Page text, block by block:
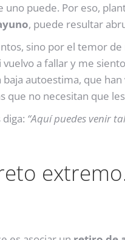
puede. Por eso,
, puede resultar
sino por el temor de
vuelvo a fallar y me
autoestima, que
que no necesitan que
“Aquí puedes venir